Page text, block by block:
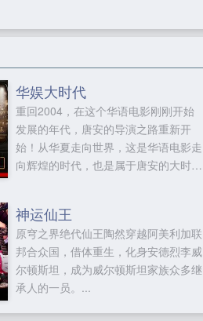
华娱大时代
重回2004，在这个华语电影刚刚开始
发展的年代，唐安的导演之路重新开
始！从华夏走向世界，这是华语电影走
向辉煌的时代，也是属于唐安的大时
神运仙王
原穹之界绝代仙王陶然穿越阿美利加联
邦合众国，借体重生，化身安德烈李威
尔顿斯坦，成为威尔顿斯坦家族众多继
承人的一员。...